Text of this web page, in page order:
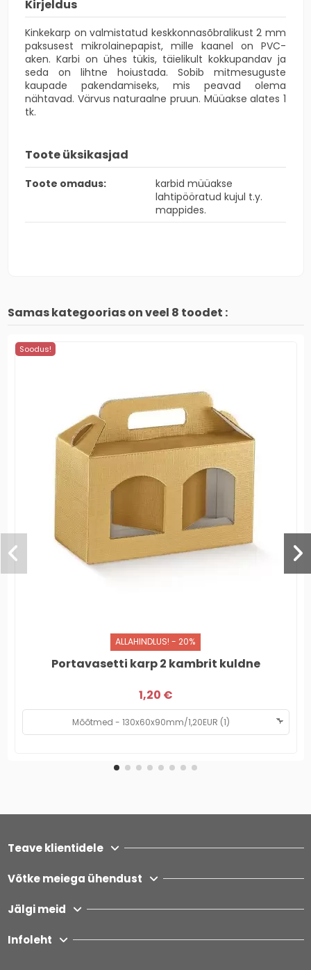
Kirjeldus
Kinkekarp on valmistatud keskkonnasõbralikust 2 mm
paksusest mikrolainepapist, mille kaanel on PVC-
aken. Karbi on ühes tükis, täielikult kokkupandav ja
seda on lihtne hoiustada. Sobib mitmesuguste
kaupade pakendamiseks, mis peavad olema
nähtavad. Värvus naturaalne pruun. Müüakse alates 1
tk.
Toote üksikasjad
Toote omadus:
karbid müüakse
lahtipööratud kujul t.y.
mappides.
Samas kategoorias on veel 8 toodet :
Soodus!
ALLAHINDLUS! - 20%
Portavasetti karp 2 kambrit kuldne
1,20 €
Teave klientidele
Võtke meiega ühendust
Jälgi meid
Infoleht